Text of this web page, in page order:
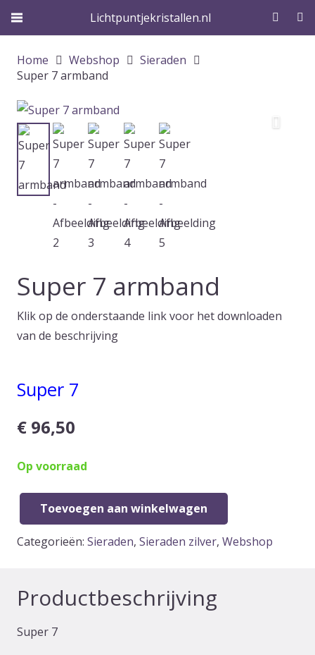
Lichtpuntjekristallen.nl
Home Webshop
Sieraden
Super 7 armband
Super 7 armband
Klik op de onderstaande link voor het downloaden
van de beschrijving
Super 7
€ 96,50
Op voorraad
Super
7
Toevoegen aan winkelwagen
Categorieën: Sieraden, Sieraden zilver, Webshop
Productbeschrijving
Super 7